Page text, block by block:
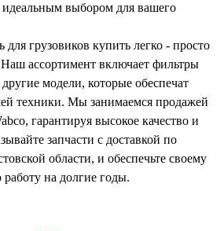
идеальным выбором для вашего
для грузовиков купить легко - просто
Наш ассортимент включает фильтры
модели, которые обеспечат
техники. Мы занимаемся продажей
гарантируя высокое качество и
запчасти с доставкой по
области, и обеспечьте своему
на долгие годы.